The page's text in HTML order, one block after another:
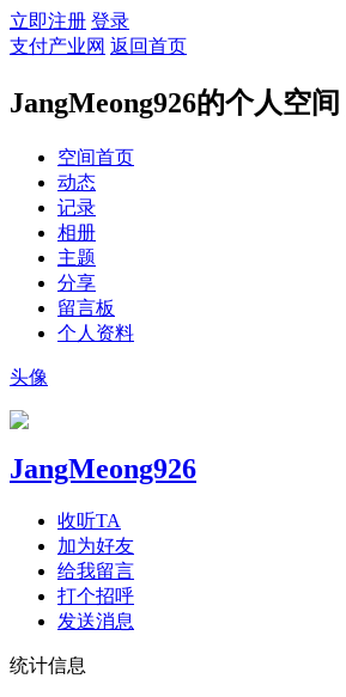
立即注册 登录
支付产业网 返回首页
JangMeong926的个人空间
空间首页
动态
记录
相册
主题
分享
留言板
个人资料
头像
JangMeong926
收听TA
加为好友
给我留言
打个招呼
发送消息
统计信息